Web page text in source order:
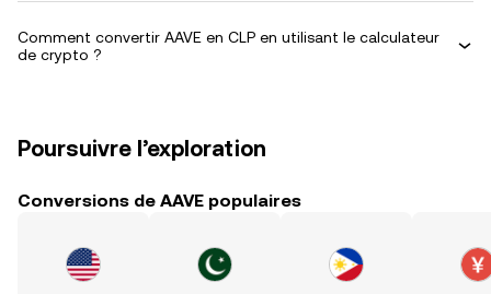
Comment convertir AAVE en CLP en utilisant le calculateur
de crypto ?
Poursuivre l’exploration
Conversions de AAVE populaires